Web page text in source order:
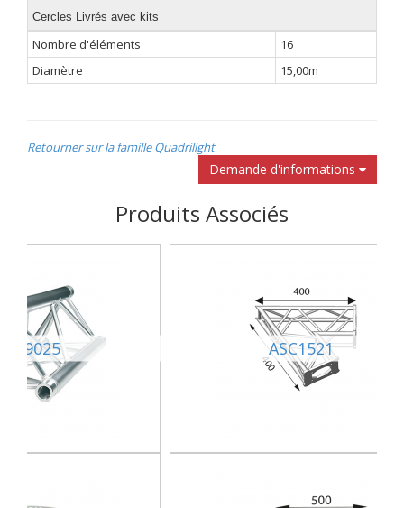
Cercles Livrés avec kits
Nombre d'éléments
16
Diamètre
15,00m
Retourner sur la famille Quadrilight
Demande d'informations
Produits Associés
ASC1521